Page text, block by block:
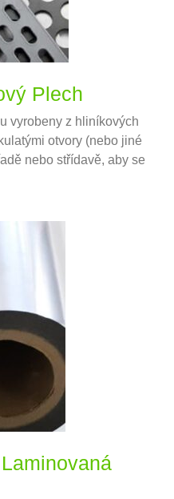
Plech
vyrobeny z hliníkových
otvory (nebo jiné
nebo střídavě, aby se